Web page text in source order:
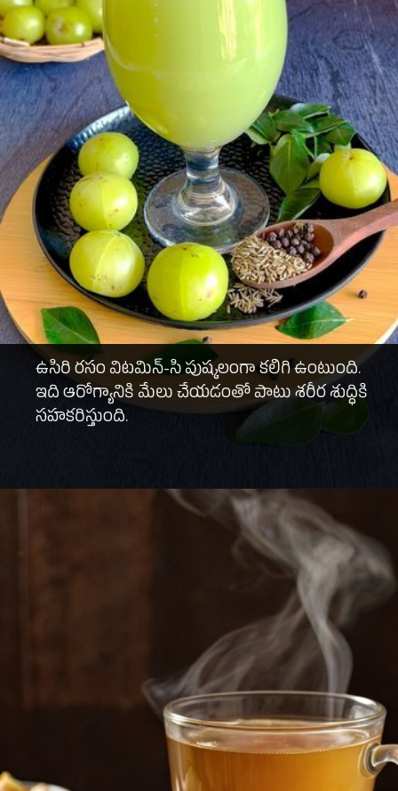
ఉసిరి రసం విటమిన్-సి పుష్కలంగా కలిగి ఉంటుంది.
ఇది ఆరోగ్యానికి మేలు చేయడంతో పాటు శరీర శుద్ధికి
సహకరిస్తుంది.